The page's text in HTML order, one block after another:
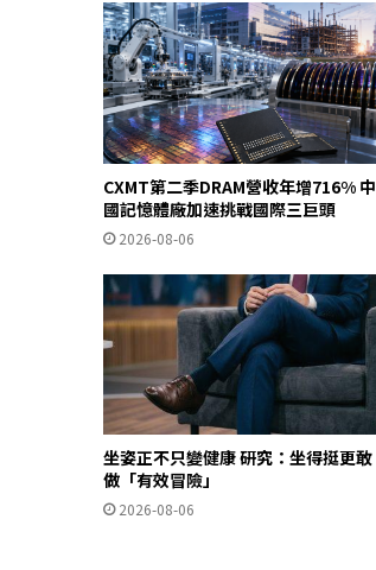
CXMT第二季DRAM營收年增716% 中
國記憶體廠加速挑戰國際三巨頭
2026-08-06
坐姿正不只變健康 研究：坐得挺更敢
做「有效冒險」
2026-08-06